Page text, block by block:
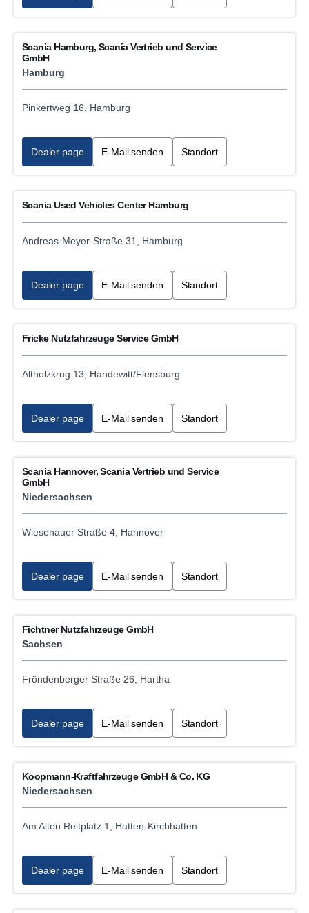
Scania Hamburg, Scania Vertrieb und Service
GmbH
Hamburg
Pinkertweg 16, Hamburg
Dealer page E-Mail senden Standort
Scania Used Vehicles Center Hamburg
Andreas-Meyer-Straße 31, Hamburg
Dealer page E-Mail senden Standort
Fricke Nutzfahrzeuge Service GmbH
Altholzkrug 13, Handewitt/Flensburg
Dealer page E-Mail senden Standort
Scania Hannover, Scania Vertrieb und Service
GmbH
Niedersachsen
Wiesenauer Straße 4, Hannover
Dealer page E-Mail senden Standort
Fichtner Nutzfahrzeuge GmbH
Sachsen
Fröndenberger Straße 26, Hartha
Dealer page E-Mail senden Standort
Koopmann-Kraftfahrzeuge GmbH & Co. KG
Niedersachsen
Am Alten Reitplatz 1, Hatten-Kirchhatten
Dealer page E-Mail senden Standort